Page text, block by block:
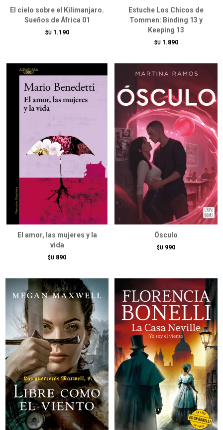
El cielo sobre el Kilimanjaro.
Sueños de África 01
$U 1.190
Estuche Los Chicos de
Tommen: Binding 13 y
Keeping 13
$U 1.890
El amor, las mujeres y la
vida
$U 890
Ósculo
$U 990